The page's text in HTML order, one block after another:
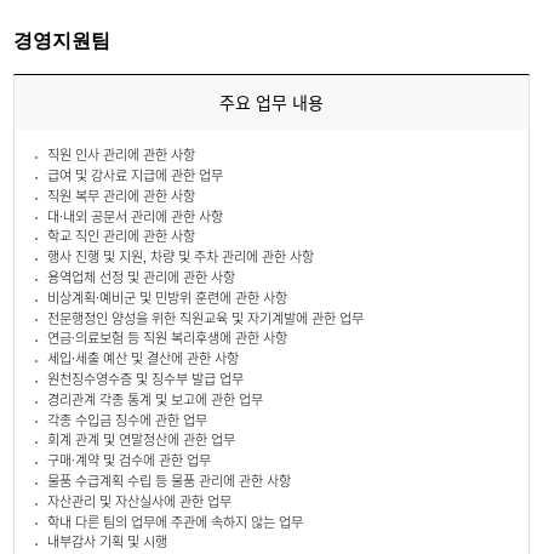
경영지원팀
주요 업무 내용
직원 인사 관리에 관한 사항
급여 및 강사료 지급에 관한 업무
직원 복무 관리에 관한 사항
대·내외 공문서 관리에 관한 사항
학교 직인 관리에 관한 사항
행사 진행 및 지원, 차량 및 주차 관리에 관한 사항
용역업체 선정 및 관리에 관한 사항
비상계획·예비군 및 민방위 훈련에 관한 사항
전문행정인 양성을 위한 직원교육 및 자기계발에 관한 업무
연금·의료보험 등 직원 복리후생에 관한 사항
세입·세출 예산 및 결산에 관한 사항
원천징수영수증 및 징수부 발급 업무
경리관계 각종 통계 및 보고에 관한 업무
각종 수입금 징수에 관한 업무
회계 관계 및 연말정산에 관한 업무
구매·계약 및 검수에 관한 업무
물품 수급계획 수립 등 물품 관리에 관한 사항
자산관리 및 자산실사에 관한 업무
학내 다른 팀의 업무에 주관에 속하지 않는 업무
내부감사 기획 및 시행